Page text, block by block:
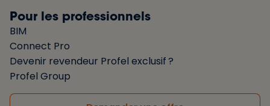
Pour les professionnels
BIM
Connect Pro
Devenir revendeur Profel exclusif ?
Profel Group